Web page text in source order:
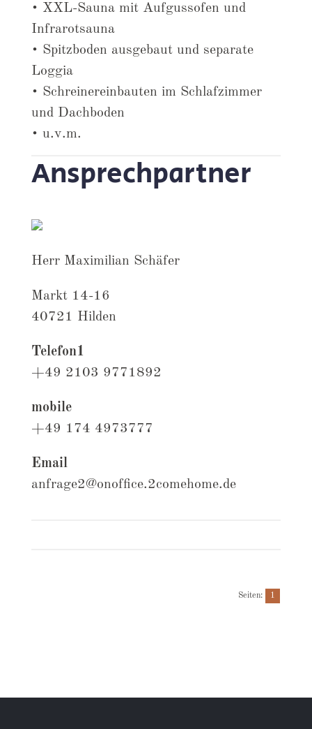
• XXL-Sauna mit Aufgussofen und
Infrarotsauna
• Spitzboden ausgebaut und separate
Loggia
• Schreinereinbauten im Schlafzimmer
und Dachboden
• u.v.m.
Ansprechpartner
Herr Maximilian Schäfer
Markt 14-16
40721 Hilden
Telefon1
+49 2103 9771892
mobile
+49 174 4973777
Email
anfrage2@onoffice.2comehome.de
Seiten: 1